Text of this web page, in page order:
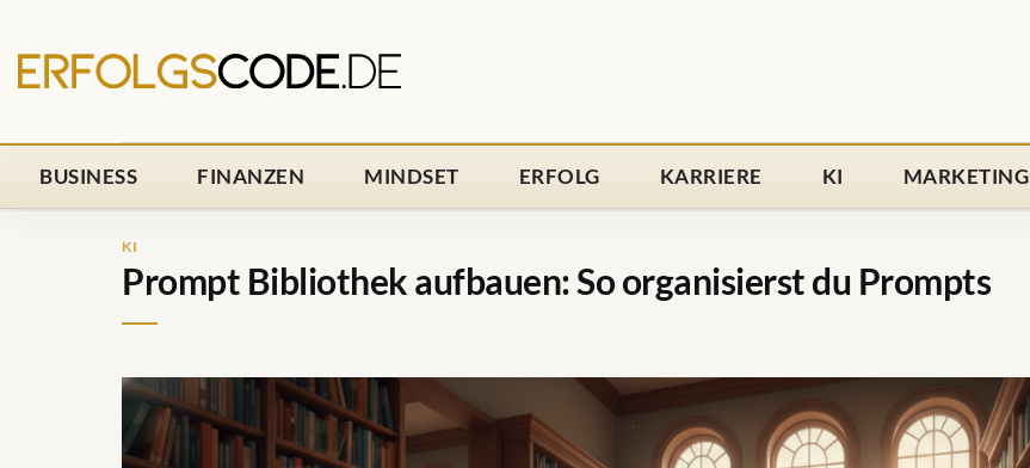
Inhalt
springen
BUSINESS FINANZEN MINDSET ERFOLG KARRIERE KI MARKETING
KI
Prompt Bibliothek aufbauen: So organisierst du Prompts